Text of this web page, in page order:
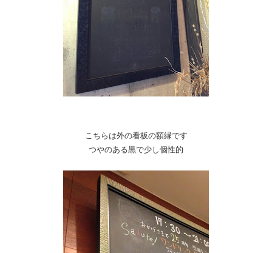
こちらは外の看板の額縁です
つやのある黒で少し個性的